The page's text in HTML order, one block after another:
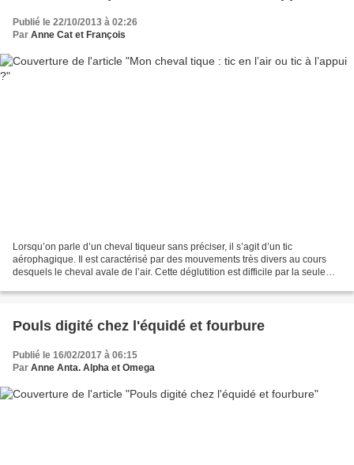
Publié le 22/10/2013 à 02:26
Par Anne Cat et François
Lorsqu’on parle d’un cheval tiqueur sans préciser, il s’agit d’un tic
aérophagique. Il est caractérisé par des mouvements très divers au cours
desquels le cheval avale de l’air. Cette déglutition est difficile par la seule
Pouls digité chez l'équidé et fourbure
Publié le 16/02/2017 à 06:15
Par Anne Anta. Alpha et Omega